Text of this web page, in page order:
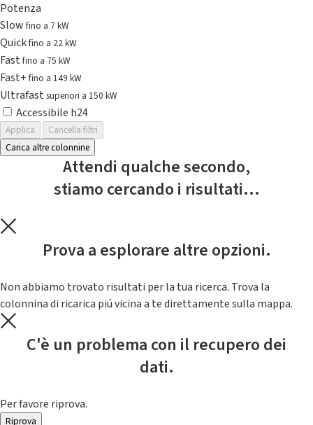
Potenza
Slowfino a 7 kW
Quickfino a 22 kW
Fastfino a 75 kW
Fast+fino a 149 kW
Ultrafast superiori a 150 kW
Accessibile h24
Applica
Cancella filtri
Carica altre colonnine
Attendi qualche secondo,
stiamo cercando i risultati...
Prova a esplorare altre opzioni.
Non abbiamo trovato risultati per la tua ricerca. Trova la
colonnina di ricarica piú vicina a te direttamente sulla mappa.
C'è un problema con il recupero dei
dati.
Per favore riprova.
Riprova